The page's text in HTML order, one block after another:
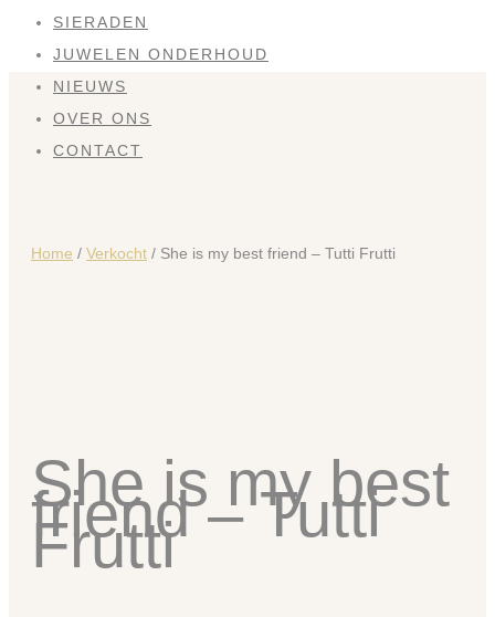
SIERADEN
JUWELEN ONDERHOUD
NIEUWS
OVER ONS
CONTACT
Home / Verkocht / She is my best friend – Tutti Frutti
She is my best
friend – Tutti
Frutti